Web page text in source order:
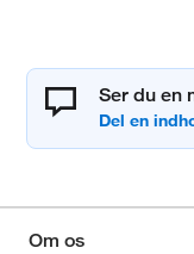
Ser du en
Om os